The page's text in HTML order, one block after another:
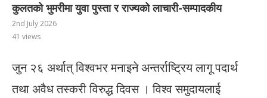
कुलतको भुमरीमा युवा पुस्ता र राज्यको लाचारी-सम्पादकीय
2nd July 2026
41 views
जुन २६ अर्थात् विश्वभर मनाइने अन्तर्राष्ट्रिय लागू पदार्थ
तथा अवैध तस्करी विरुद्ध दिवस । विश्व समुदायलाई